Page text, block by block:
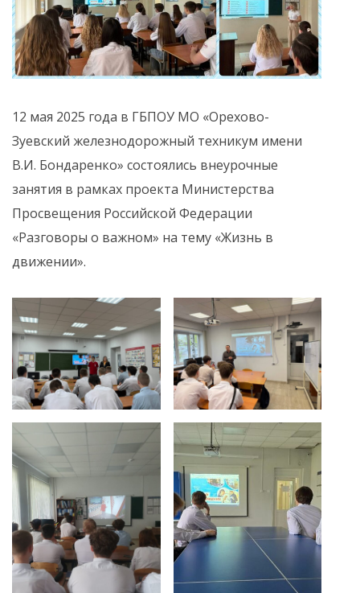
12 мая 2025 года в ГБПОУ МО «Орехово-
Зуевский железнодорожный техникум имени
В.И. Бондаренко» состоялись внеурочные
занятия в рамках проекта Министерства
Просвещения Российской Федерации
«Разговоры о важном» на тему «Жизнь в
движении».